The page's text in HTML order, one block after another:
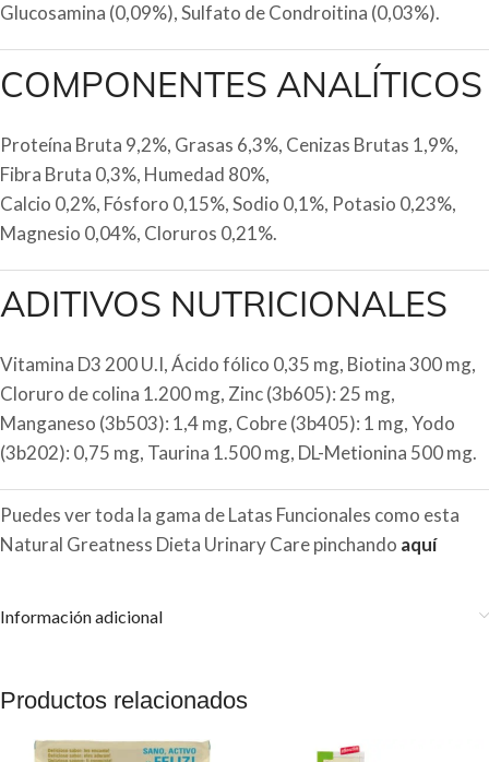
Glucosamina (0,09%), Sulfato de Condroitina (0,03%).
COMPONENTES ANALÍTICOS
Proteína Bruta 9,2%, Grasas 6,3%, Cenizas Brutas 1,9%,
Fibra Bruta 0,3%, Humedad 80%,
Calcio 0,2%, Fósforo 0,15%, Sodio 0,1%, Potasio 0,23%,
Magnesio 0,04%, Cloruros 0,21%.
ADITIVOS NUTRICIONALES
Vitamina D3 200 U.I, Ácido fólico 0,35 mg, Biotina 300 mg,
Cloruro de colina 1.200 mg, Zinc (3b605): 25 mg,
Manganeso (3b503): 1,4 mg, Cobre (3b405): 1 mg, Yodo
(3b202): 0,75 mg, Taurina 1.500 mg, DL-Metionina 500 mg.
Puedes ver toda la gama de Latas Funcionales como esta
Natural Greatness Dieta Urinary Care pinchando aquí
Información adicional
Productos relacionados